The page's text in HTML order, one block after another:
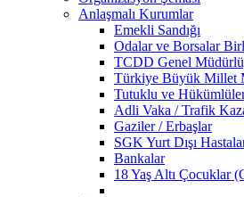
Anlaşmalı Kurumlar
Emekli Sandığı
Odalar ve Borsalar
TCDD Genel
Türkiye Büyük Millet
Tutuklu ve
Adli Vaka / Trafik
Gaziler / Erbaşlar
SGK Yurt Dışı
Bankalar
18 Yaş Altı Çocuklar